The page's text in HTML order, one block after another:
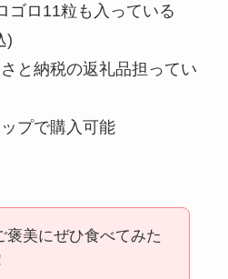
ゴロ11粒も入っている
)
と納税の返礼品担ってい
プで購入可能
褒美にぜひ食べてみた